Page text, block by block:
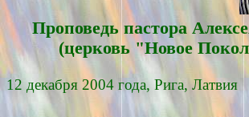
Проповедь пасторa
(церковь "Новое
12 декабря 2004 года, Рига, Латвия